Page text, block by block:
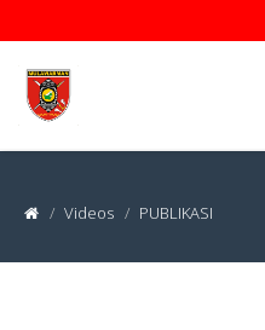
Videos PUBLIKASI